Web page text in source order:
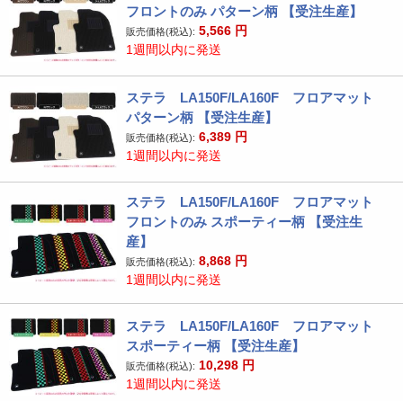
フロントのみ パターン柄 【受注生産】
販売価格(税込): 5,566 円
1週間以内に発送
ステラ LA150F/LA160F フロアマット
パターン柄 【受注生産】
販売価格(税込): 6,389 円
1週間以内に発送
ステラ LA150F/LA160F フロアマット
フロントのみ スポーティー柄 【受注生
産】
販売価格(税込): 8,868 円
1週間以内に発送
ステラ LA150F/LA160F フロアマット
スポーティー柄 【受注生産】
販売価格(税込): 10,298 円
1週間以内に発送